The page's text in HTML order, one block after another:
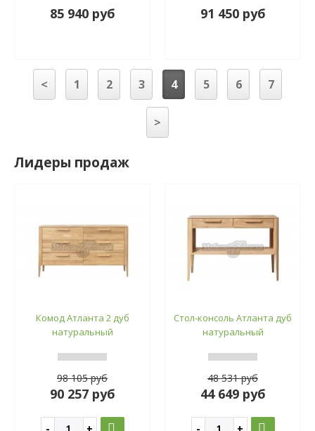
85 940 руб 91 450 руб
< 1 2 3 4 5 6 7
>
Лидеры продаж
Комод Атланта 2 дуб
натуральный
98 105 руб
90 257 руб
Стол-консоль Атланта дуб
натуральный
48 531 руб
44 649 руб